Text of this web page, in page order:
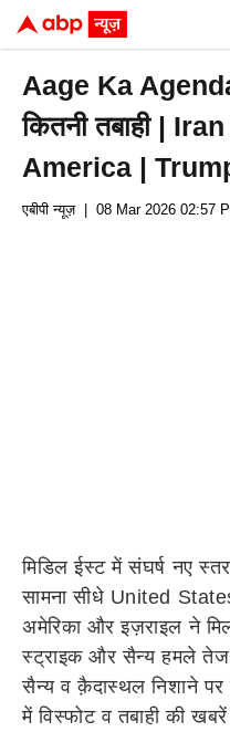
Aage Ka
कितनी तबाही |
America |
एबीपी न्यूज़| 08 Mar 2026 02:57
मिडिल ईस्ट में संघर्ष नए
सामना सीधे United
अमेरिका और इज़राइल ने
स्ट्राइक और सैन्य हमले
सैन्य व क़ैदास्थल निशाने
में विस्फोट व तबाही की